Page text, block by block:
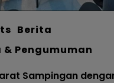
Berita
& Pengumuman
Sampingan